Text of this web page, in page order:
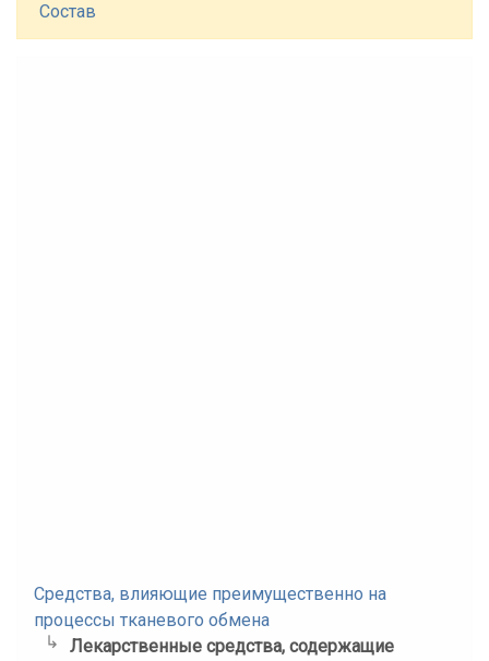
Состав
Средства, влияющие преимущественно на
процессы тканевого обмена
Лекарственные средства, содержащие